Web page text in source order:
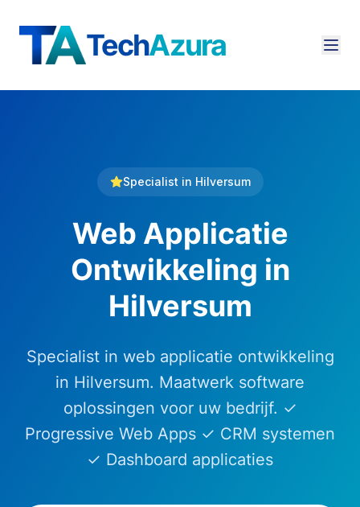
TechAzura
Specialist in Hilversum
Web Applicatie
Ontwikkeling in
Hilversum
Specialist in web applicatie ontwikkeling
in Hilversum. Maatwerk software
oplossingen voor uw bedrijf. ✓
Progressive Web Apps ✓ CRM systemen
✓ Dashboard applicaties